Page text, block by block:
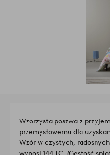
Wzorzysta poszwa z
przemysłowemu dla
Wzór w czystych,
wynosi 144 TC. (Gęstość